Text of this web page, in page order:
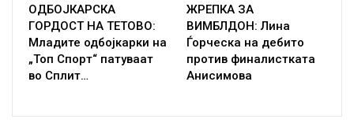
ОДБОЈКАРСКА
ГОРДОСТ НА ТЕТОВО:
Младите одбојкарки на
„Топ Спорт“ патуваат
во Сплит…
ЖРЕПКА ЗА
ВИМБЛДОН: Лина
Ѓорческа на дебито
против финалистката
Анисимова